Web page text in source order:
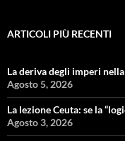
ARTICOLI PIÙ RECENTI
La deriva degli imperi
Agosto 5, 2026
La lezione Ceuta: se la
Agosto 3, 2026